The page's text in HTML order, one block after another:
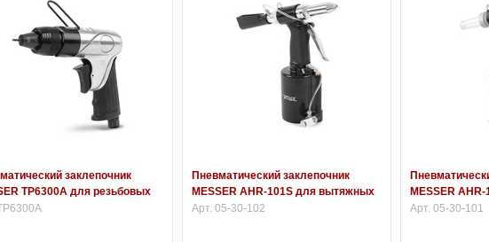
заклепочник
TP6300A для резьбовых
(М3 - М5)
Пневматический заклепочник
MESSER AHR-101S для вытяжных
заклепок (2,4 - 4,8 мм)
Арт. 05-30-102
MESSER
заклепок (2,4 -
Арт. 05-30-101